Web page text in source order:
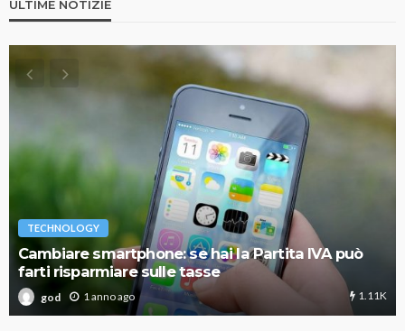
ULTIME NOTIZIE
TECHNOLOGY
Cambiare smartphone: se hai la Partita IVA può
farti risparmiare sulle tasse
god 1 anno ago 1.11K